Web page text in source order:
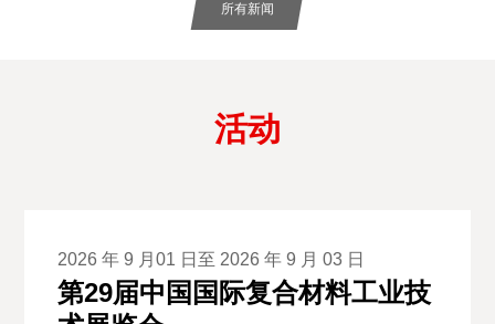
所有新闻
活动
2026 年 9 月01 日至 2026 年 9 月 03 日
第29届中国国际复合材料工业技